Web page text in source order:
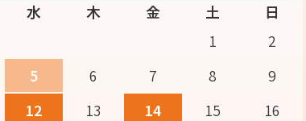
水 木 金 土
日
1
2
5 6 7 8
9
12 13 14 15
16